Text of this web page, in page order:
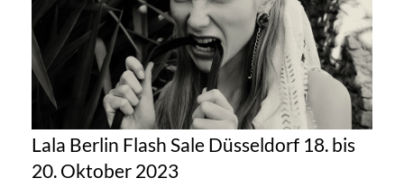
Lala Berlin Flash Sale Düsseldorf 18. bis
20. Oktober 2023